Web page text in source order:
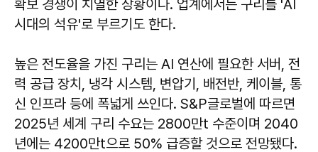
확보 경쟁이 치열한 상황이다. 업계에서는 구리를 'AI
시대의 석유'로 부르기도 한다.
높은 전도율을 가진 구리는 AI 연산에 필요한 서버, 전
력 공급 장치, 냉각 시스템, 변압기, 배전반, 케이블, 통
신 인프라 등에 폭넓게 쓰인다. S&P글로벌에 따르면
2025년 세계 구리 수요는 2800만t 수준이며 2040
년에는 4200만t으로 50% 급증할 것으로 전망됐다.